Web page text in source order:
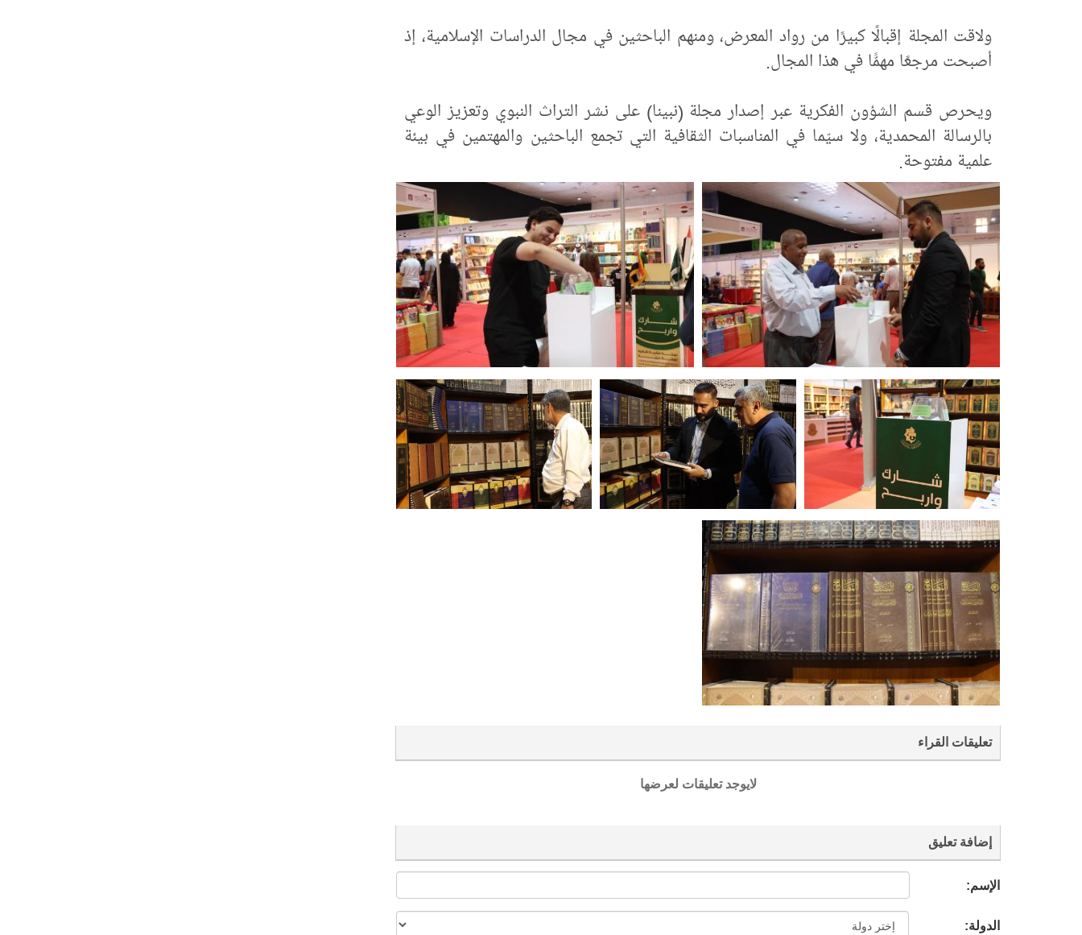
ولاقت المجلة إقبالًا كبيرًا من رواد المعرض، ومنهم الباحثين في مجال الدراسات الإسلامية، إذ
أصبحت مرجعًا مهمًّا في هذا المجال.
ويحرص قسم الشؤون الفكرية عبر إصدار مجلة (نبينا) على نشر التراث النبوي وتعزيز الوعي
بالرسالة المحمدية، ولا سيّما في المناسبات الثقافية التي تجمع الباحثين والمهتمين في بيئة
علمية مفتوحة.
تعليقات القراء
لايوجد تعليقات لعرضها
إضافة تعليق
الإسم:
الدولة: